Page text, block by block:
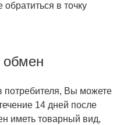
в точку
обмен
потребителя, Вы можете
14 дней после
иметь товарный вид,